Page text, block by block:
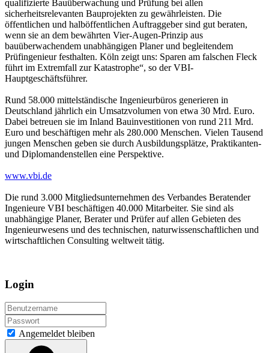
qualifizierte Bauüberwachung und Prüfung bei allen
sicherheitsrelevanten Bauprojekten zu gewährleisten. Die
öffentlichen und halböffentlichen Auftraggeber sind gut beraten,
wenn sie an dem bewährten Vier-Augen-Prinzip aus
bauüberwachendem unabhängigen Planer und begleitendem
Prüfingenieur festhalten. Köln zeigt uns: Sparen am falschen Fleck
führt im Extremfall zur Katastrophe“, so der VBI-
Hauptgeschäftsführer.
Rund 58.000 mittelständische Ingenieurbüros generieren in
Deutschland jährlich ein Umsatzvolumen von etwa 30 Mrd. Euro.
Dabei betreuen sie im Inland Bauinvestitionen von rund 211 Mrd.
Euro und beschäftigen mehr als 280.000 Menschen. Vielen Tausend
jungen Menschen geben sie durch Ausbildungsplätze, Praktikanten-
und Diplomandenstellen eine Perspektive.
www.vbi.de
Die rund 3.000 Mitgliedsunternehmen des Verbandes Beratender
Ingenieure VBI beschäftigen 40.000 Mitarbeiter. Sie sind als
unabhängige Planer, Berater und Prüfer auf allen Gebieten des
Ingenieurwesens und des technischen, naturwissenschaftlichen und
wirtschaftlichen Consulting weltweit tätig.
Login
Angemeldet bleiben